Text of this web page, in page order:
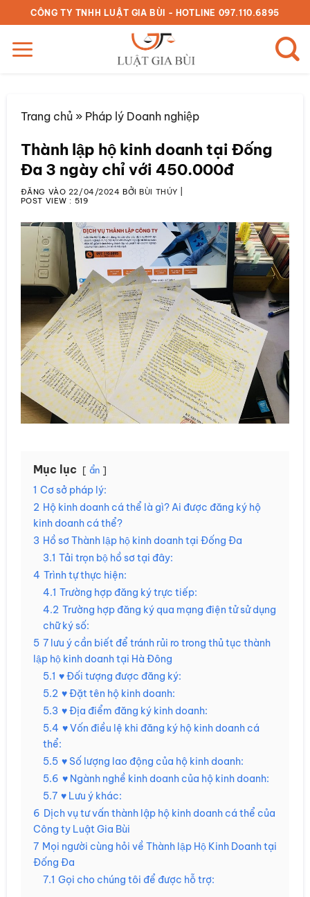
qua
nội
dung
CÔNG TY TNHH LUẬT GIA BÙI - HOTLINE 097.110.6895
Trang chủ» Pháp lý Doanh nghiệp
Thành lập hộ kinh doanh tại Đống
Đa 3 ngày chỉ với 450.000đ
ĐĂNG VÀO 22/04/2024 BỞIBÙI THÚY
POST VIEW : 519
Mục lục ẩn
1 Cơ sở pháp lý:
2 Hộ kinh doanh cá thể là gì? Ai được đăng ký hộ
kinh doanh cá thể?
3 Hồ sơ Thành lập hộ kinh doanh tại Đống Đa
3.1 Tải trọn bộ hồ sơ tại đây:
4 Trình tự thực hiện:
4.1 Trường hợp đăng ký trực tiếp:
4.2 Trường hợp đăng ký qua mạng điện tử sử dụng
chữ ký số:
5 7 lưu ý cần biết để tránh rủi ro trong thủ tục thành
lập hộ kinh doanh tại Hà Đông
5.1 ♥ Đối tượng được đăng ký:
5.2 ♥ Đặt tên hộ kinh doanh:
5.3 ♥ Địa điểm đăng ký kinh doanh:
5.4 ♥ Vốn điều lệ khi đăng ký hộ kinh doanh cá
thể:
5.5 ♥ Số lượng lao động của hộ kinh doanh:
5.6 ♥ Ngành nghề kinh doanh của hộ kinh doanh:
5.7 ♥ Lưu ý khác:
6 Dịch vụ tư vấn thành lập hộ kinh doanh cá thể của
Công ty Luật Gia Bùi
7 Mọi người cùng hỏi về Thành lập Hộ Kinh Doanh tại
Đống Đa
7.1 Gọi cho chúng tôi để được hỗ trợ: